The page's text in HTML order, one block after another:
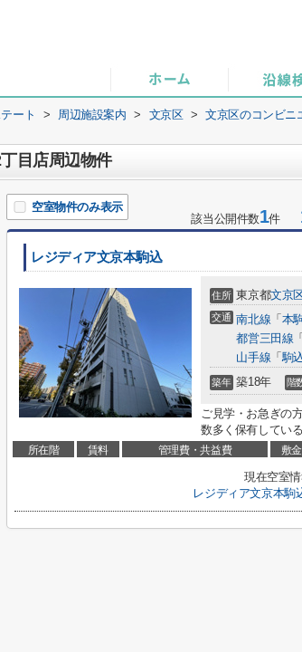
ート > 周辺施設案内 > 文京区 > 文京区のコンビニ
目店周辺物件
空室物件のみ表示
該当公開件数1件
レジディア文京本駒込
住所 東京都文京
交通 南北線 「 本
都営三田線 「
山手線 「駒
築年 築18年 階
ご見学・お急ぎの
数多く保有してい
所在階 賃料 管理費・共益費 敷金
現在空室情
レジディア文京本駒